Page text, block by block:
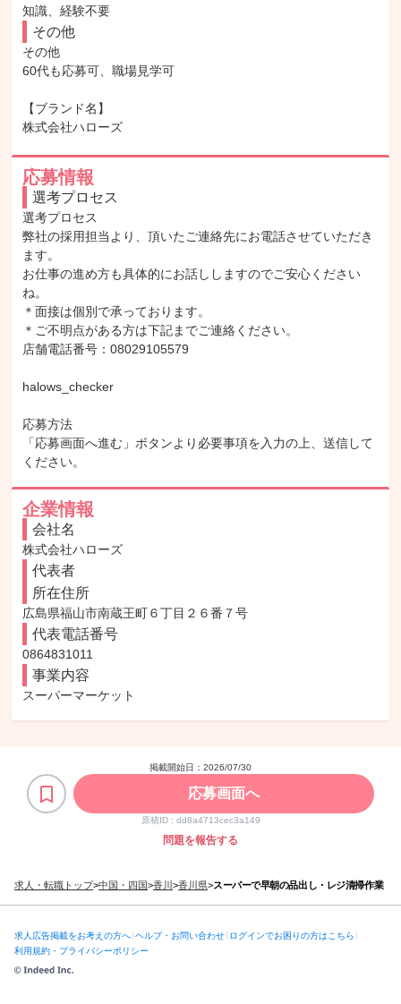
知識、経験不要
その他
その他
60代も応募可、職場見学可
【ブランド名】
株式会社ハローズ
応募情報
選考プロセス
選考プロセス
弊社の採用担当より、頂いたご連絡先にお電話させていただき
ます。
お仕事の進め方も具体的にお話ししますのでご安心ください
ね。
＊面接は個別で承っております。
＊ご不明点がある方は下記までご連絡ください。
店舗電話番号：08029105579
halows_checker
応募方法
「応募画面へ進む」ボタンより必要事項を入力の上、送信して
ください。
企業情報
会社名
株式会社ハローズ
代表者
所在住所
広島県福山市南蔵王町６丁目２６番７号
代表電話番号
0864831011
事業内容
スーパーマーケット
掲載開始日： 2026/07/30
応募画面へ
原稿ID : dd8a4713cec3a149
問題を報告する
求人・転職トップ>中国・四国>香川 >香川県>スーパーで早朝の品出し・レジ清掃作業
求人広告掲載をお考えの方へ ヘルプ・お問い合わせ ログインでお困りの方はこちら
利用規約・プライバシーポリシー